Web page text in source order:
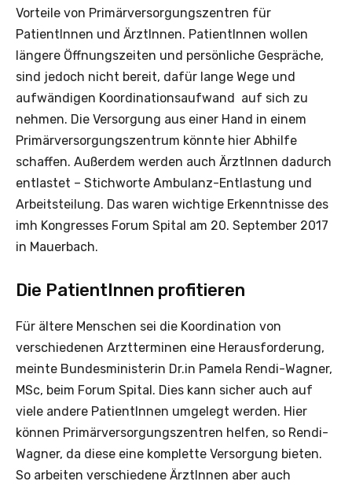
Vorteile von Primärversorgungszentren für
PatientInnen und ÄrztInnen. PatientInnen wollen
längere Öffnungszeiten und persönliche Gespräche,
sind jedoch nicht bereit, dafür lange Wege und
aufwändigen Koordinationsaufwand auf sich zu
nehmen. Die Versorgung aus einer Hand in einem
Primärversorgungszentrum könnte hier Abhilfe
schaffen. Außerdem werden auch ÄrztInnen dadurch
entlastet – Stichworte Ambulanz-Entlastung und
Arbeitsteilung. Das waren wichtige Erkenntnisse des
imh Kongresses Forum Spital am 20. September 2017
in Mauerbach.
Die PatientInnen profitieren
Für ältere Menschen sei die Koordination von
verschiedenen Arztterminen eine Herausforderung,
meinte Bundesministerin Dr.in Pamela Rendi-Wagner,
MSc, beim Forum Spital. Dies kann sicher auch auf
viele andere PatientInnen umgelegt werden. Hier
können Primärversorgungszentren helfen, so Rendi-
Wagner, da diese eine komplette Versorgung bieten.
So arbeiten verschiedene ÄrztInnen aber auch